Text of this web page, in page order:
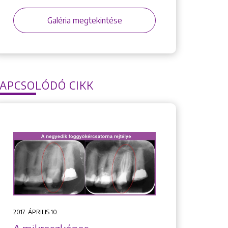
Galéria megtekintése
CIKK
2017. ÁPRILIS 10.